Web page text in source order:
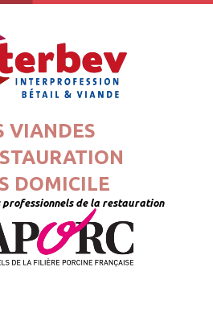
VIANDES
DOMICILE
de la restauration